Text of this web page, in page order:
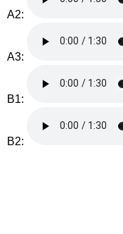
A2:
A3:
B1:
B2: